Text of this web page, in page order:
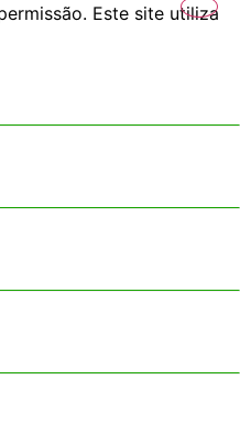
Este site utiliza